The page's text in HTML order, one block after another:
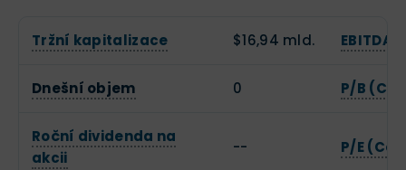
Tržní kapitalizace $16,94 mld. EBITDA
Dnešní objem 0 P/B
Roční dividenda na
akcii
-- P/E